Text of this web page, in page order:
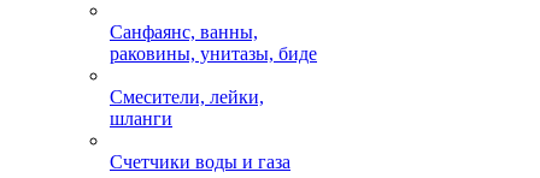
Санфаянс, ванны,
раковины, унитазы, биде
Смесители, лейки,
шланги
Счетчики воды и газа